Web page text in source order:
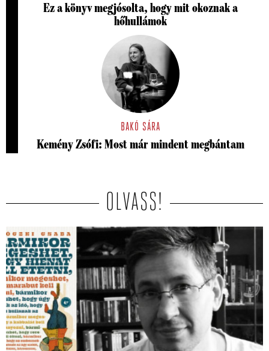
Ez a könyv megjósolta, hogy mit okoznak a
hőhullámok
BAKÓ SÁRA
Kemény Zsófi: Most már mindent megbántam
OLVASS!